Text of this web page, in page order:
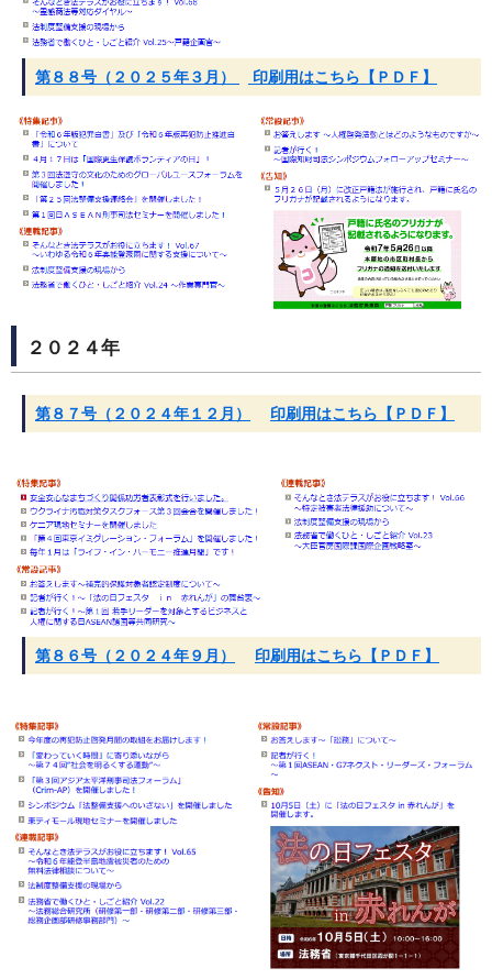
第８８号（２０２５年３月） 印刷用はこちら【ＰＤＦ】
２０２４年
第８７号（２０２４年１２月） 印刷用はこちら【ＰＤＦ】
第８６号（２０２４年９月） 印刷用はこちら【ＰＤＦ】